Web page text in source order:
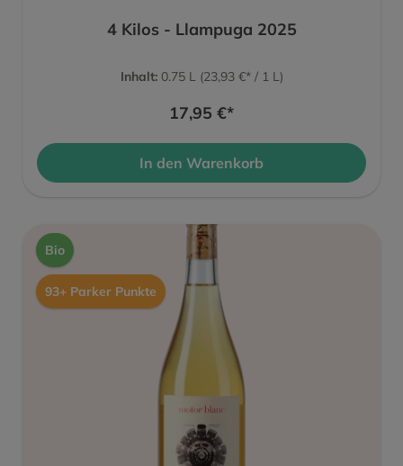
4 Kilos - Llampuga 2025
Inhalt: 0.75 L (23,93 €* / 1 L)
17,95 €*
In den Warenkorb
Bio
93+ Parker Punkte